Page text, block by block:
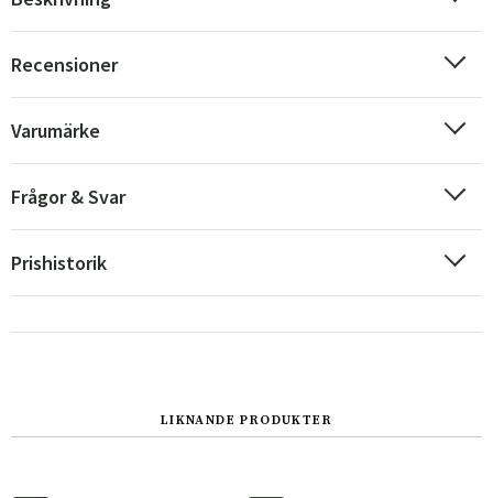
Recensioner
Varumärke
Frågor & Svar
Prishistorik
LIKNANDE PRODUKTER